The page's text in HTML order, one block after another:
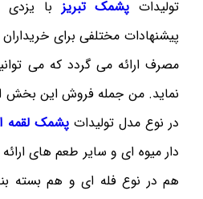
تولیدات پشمک تبریز با یزدی
پیشنهادات مختلفی برای
مصرف ارائه می گردد که می
نماید. من جمله فروش این بخش
در نوع مدل تولیداتپشمک لقمه
دار میوه ای و سایر طعم های
هم در نوع فله ای و هم بسته